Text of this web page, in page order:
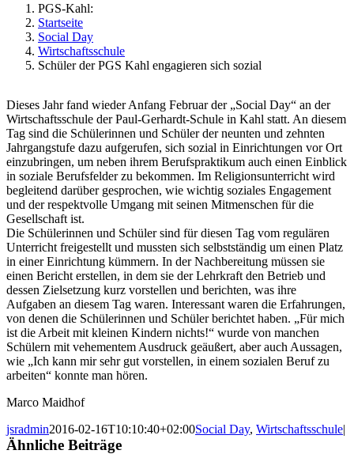
PGS-Kahl:
Startseite
Social Day
Wirtschaftsschule
Schüler der PGS Kahl engagieren sich sozial
Dieses Jahr fand wieder Anfang Februar der „Social Day“ an der
Wirtschaftsschule der Paul-Gerhardt-Schule in Kahl statt. An diesem
Tag sind die Schülerinnen und Schüler der neunten und zehnten
Jahrgangstufe dazu aufgerufen, sich sozial in Einrichtungen vor Ort
einzubringen, um neben ihrem Berufspraktikum auch einen Einblick
in soziale Berufsfelder zu bekommen. Im Religionsunterricht wird
begleitend darüber gesprochen, wie wichtig soziales Engagement
und der respektvolle Umgang mit seinen Mitmenschen für die
Gesellschaft ist.
Die Schülerinnen und Schüler sind für diesen Tag vom regulären
Unterricht freigestellt und mussten sich selbstständig um einen Platz
in einer Einrichtung kümmern. In der Nachbereitung müssen sie
einen Bericht erstellen, in dem sie der Lehrkraft den Betrieb und
dessen Zielsetzung kurz vorstellen und berichten, was ihre
Aufgaben an diesem Tag waren. Interessant waren die Erfahrungen,
von denen die Schülerinnen und Schüler berichtet haben. „Für mich
ist die Arbeit mit kleinen Kindern nichts!“ wurde von manchen
Schülern mit vehementem Ausdruck geäußert, aber auch Aussagen,
wie „Ich kann mir sehr gut vorstellen, in einem sozialen Beruf zu
arbeiten“ konnte man hören.
Marco Maidhof
jsradmin2016-02-16T10:10:40+02:00Social Day, Wirtschaftsschule|
Ähnliche Beiträge